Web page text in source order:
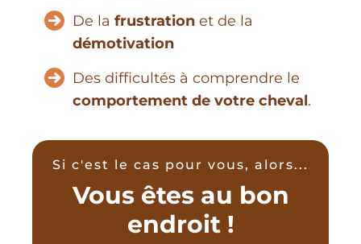
De la frustration et de la
démotivation
Des difficultés à comprendre le
comportement de votre cheval.
Si c'est le cas pour vous, alors...
Vous êtes au bon
endroit !